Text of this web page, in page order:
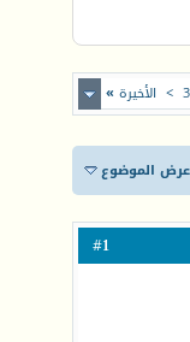
3
> الأخيرة »
عرض الموضوع
1